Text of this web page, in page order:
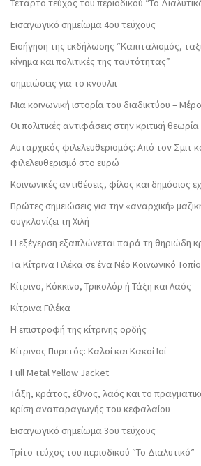
Τέταρτο τεύχος του περιοδικού “Το
Εισαγωγικό σημείωμα 4ου τεύχους
Εισήγηση της εκδήλωσης “Καπιταλισμός,
κίνημα και πολιτικές της ταυτότητας”
σημειώσεις για το κνουλπ
Μια κοινωνική ιστορία του διαδικτύου –
Οι πολιτικές αντιφάσεις στην κριτική
Αυταρχικός φιλελευθερισμός: Από τον Σμιτ
φιλελευθερισμό στο ευρώ
Κοινωνικές αντιθέσεις, φίλος και δημόσιος
Πρώτες σημειώσεις για την «αναρχική»
συγκλονίζει τη Χιλή
Η εξέγερση εξαπλώνεται παρά τη θηριώδη
Τα Κίτρινα Γιλέκα σε ένα Νέο Κοινωνικό Τοπίο
Κίτρινο, Κόκκινο, Τρικολόρ ή Τάξη και Λαός
Κίτρινα Γιλέκα
Η επιστροφή της κίτρινης ορδής
Κίτρινος Πυρετός: Καλοί και Κακοί Ιοί
Full Metal Yellow Jacket
Τάξη, κράτος, έθνος, λαός και το
κρίση αναπαραγωγής του κεφαλαίου
Εισαγωγικό σημείωμα 3ου τεύχους
Τρίτο τεύχος του περιοδικού “Το Διαλυτικό”